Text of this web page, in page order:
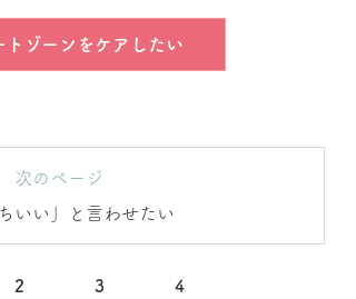
トゾーンをケアしたい
次のページ
いい」と言わせたい
2 3 4